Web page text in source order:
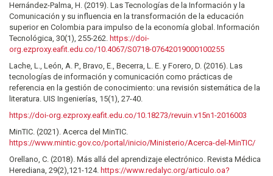
Hernández-Palma, H. (2019). Las Tecnologías de la Información y la
Comunicación y su influencia en la transformación de la educación
superior en Colombia para impulso de la economía global. Información
Tecnológica, 30(1), 255-262. https://doi-
org.ezproxy.eafit.edu.co/10.4067/S0718-07642019000100255
Lache, L., León, A. P., Bravo, E., Becerra, L. E. y Forero, D. (2016). Las
tecnologías de información y comunicación como prácticas de
referencia en la gestión de conocimiento: una revisión sistemática de la
literatura. UIS Ingenierías, 15(1), 27-40.
https://doi-org.ezproxy.eafit.edu.co/10.18273/revuin.v15n1-2016003
MinTIC. (2021). Acerca del MinTIC.
https://www.mintic.gov.co/portal/inicio/Ministerio/Acerca-del-MinTIC/
Orellano, C. (2018). Más allá del aprendizaje electrónico. Revista Médica
Herediana, 29(2),121-124. https://www.redalyc.org/articulo.oa?